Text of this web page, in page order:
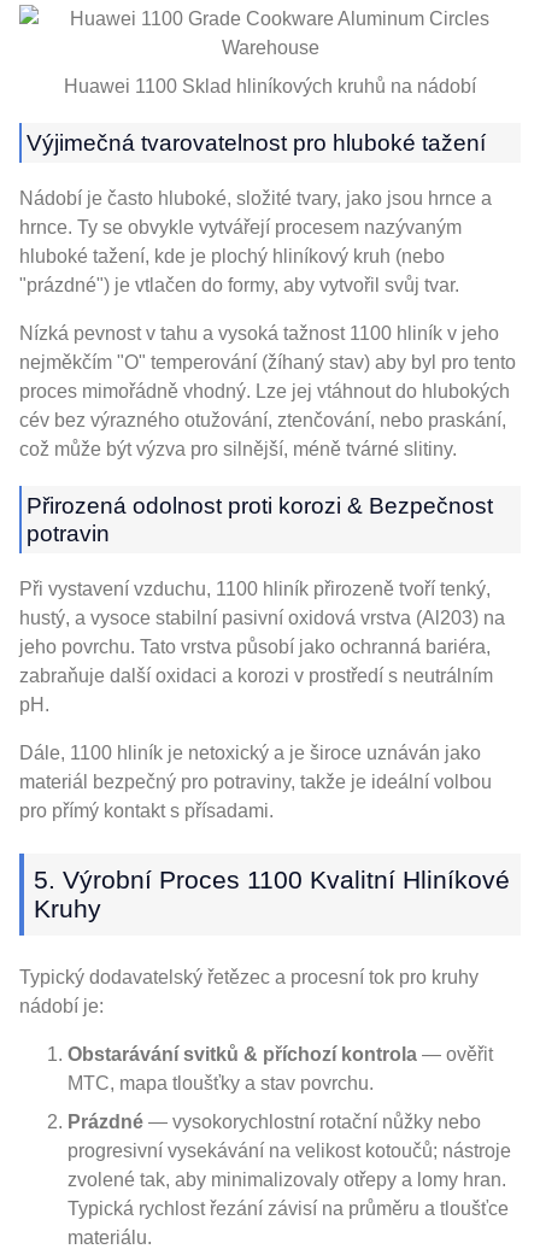
Huawei 1100 Sklad hliníkových kruhů na nádobí
Výjimečná tvarovatelnost pro hluboké tažení
Nádobí je často hluboké, složité tvary, jako jsou hrnce a
hrnce. Ty se obvykle vytvářejí procesem nazývaným
hluboké tažení, kde je plochý hliníkový kruh (nebo
"prázdné") je vtlačen do formy, aby vytvořil svůj tvar.
Nízká pevnost v tahu a vysoká tažnost 1100 hliník v jeho
nejměkčím "O" temperování (žíhaný stav) aby byl pro tento
proces mimořádně vhodný. Lze jej vtáhnout do hlubokých
cév bez výrazného otužování, ztenčování, nebo praskání,
což může být výzva pro silnější, méně tvárné slitiny.
Přirozená odolnost proti korozi & Bezpečnost
potravin
Při vystavení vzduchu, 1100 hliník přirozeně tvoří tenký,
hustý, a vysoce stabilní pasivní oxidová vrstva (Al203) na
jeho povrchu. Tato vrstva působí jako ochranná bariéra,
zabraňuje další oxidaci a korozi v prostředí s neutrálním
pH.
Dále, 1100 hliník je netoxický a je široce uznáván jako
materiál bezpečný pro potraviny, takže je ideální volbou
pro přímý kontakt s přísadami.
5. Výrobní Proces 1100 Kvalitní Hliníkové
Kruhy
Typický dodavatelský řetězec a procesní tok pro kruhy
nádobí je:
Obstarávání svitků & příchozí kontrola — ověřit
MTC, mapa tloušťky a stav povrchu.
Prázdné — vysokorychlostní rotační nůžky nebo
progresivní vysekávání na velikost kotoučů; nástroje
zvolené tak, aby minimalizovaly otřepy a lomy hran.
Typická rychlost řezání závisí na průměru a tloušťce
materiálu.